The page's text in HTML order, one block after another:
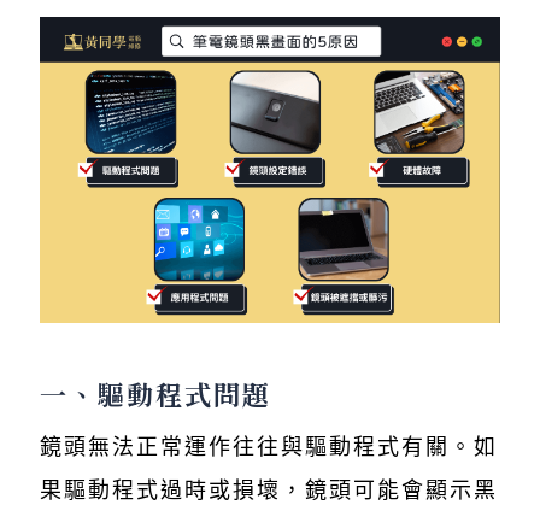
一、驅動程式問題
鏡頭無法正常運作往往與驅動程式有關。如
果驅動程式過時或損壞，鏡頭可能會顯示黑